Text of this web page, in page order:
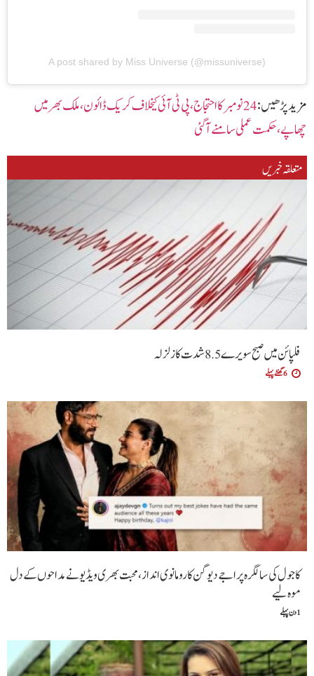
A post shared by Miss Universe (@missuniverse)
مزید پڑھیں :
24 نومبر کا احتجاج،پی ٹی آئی کیخلاف کریک ڈائون،ملک بھر میں
چھاپے،حکمت عملی سامنے آگئی
متعلقہ خبریں
فلپائن میں صبح سویرے 5 .8 شدت کا زلزلہ
6 گھنٹے پہلے
کاجول کی سالگرہ پر اجے دیوگن کا رومانوی انداز، محبت بھری ویڈیو نے مداحوں کے دل
موہ لیے
1 دن پہلے